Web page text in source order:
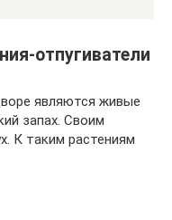
отпугиватели
являются живые
запах. Своим
К таким растениям